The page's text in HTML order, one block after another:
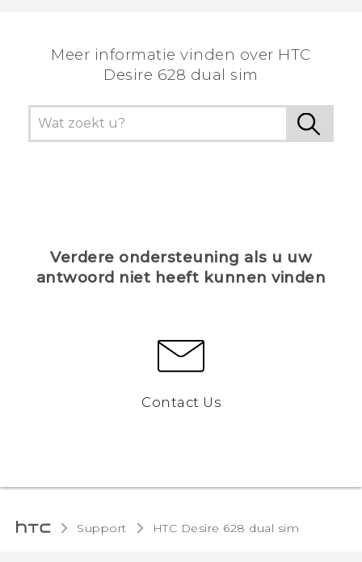
Meer informatie vinden over HTC
Desire 628 dual sim
Verdere ondersteuning als u uw
antwoord niet heeft kunnen vinden
Contact Us
Support HTC Desire 628 dual sim‎